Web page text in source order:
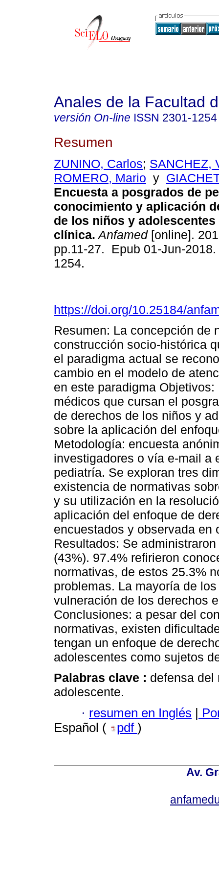
Anales de la Facultad
versión On-line ISSN 2301-1254
Resumen
ZUNINO, Carlos; SANCHEZ,
ROMERO, Mario y
Encuesta a posgrados de
conocimiento y aplicación
de los niños y
clínica. Anfamed[online].
pp.11-27. Epub 01-Jun-
1254.
https://doi.org/10.25184/
Resumen: La concepción de
construcción socio-histórica
el paradigma actual se
cambio en el modelo de
en este paradigma
médicos que cursan el
de derechos de los niños y
sobre la aplicación del
Metodología: encuesta
investigadores o vía e-mail a
pediatría. Se exploran tres
existencia de normativas
y su utilización en la
aplicación del enfoque de
encuestados y observada en
Resultados: Se
(43%). 97.4% refirieron
normativas, de estos 25.3%
problemas. La mayoría de
vulneración de los derechos
Conclusiones: a pesar del
normativas, existen
tengan un enfoque de
adolescentes como sujetos
Palabras clave : defensa del
adolescente.
· resumen en Inglés |
Español (
pdf )
Av.